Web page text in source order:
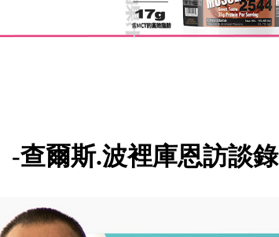
-查爾斯.波裡庫恩訪談錄